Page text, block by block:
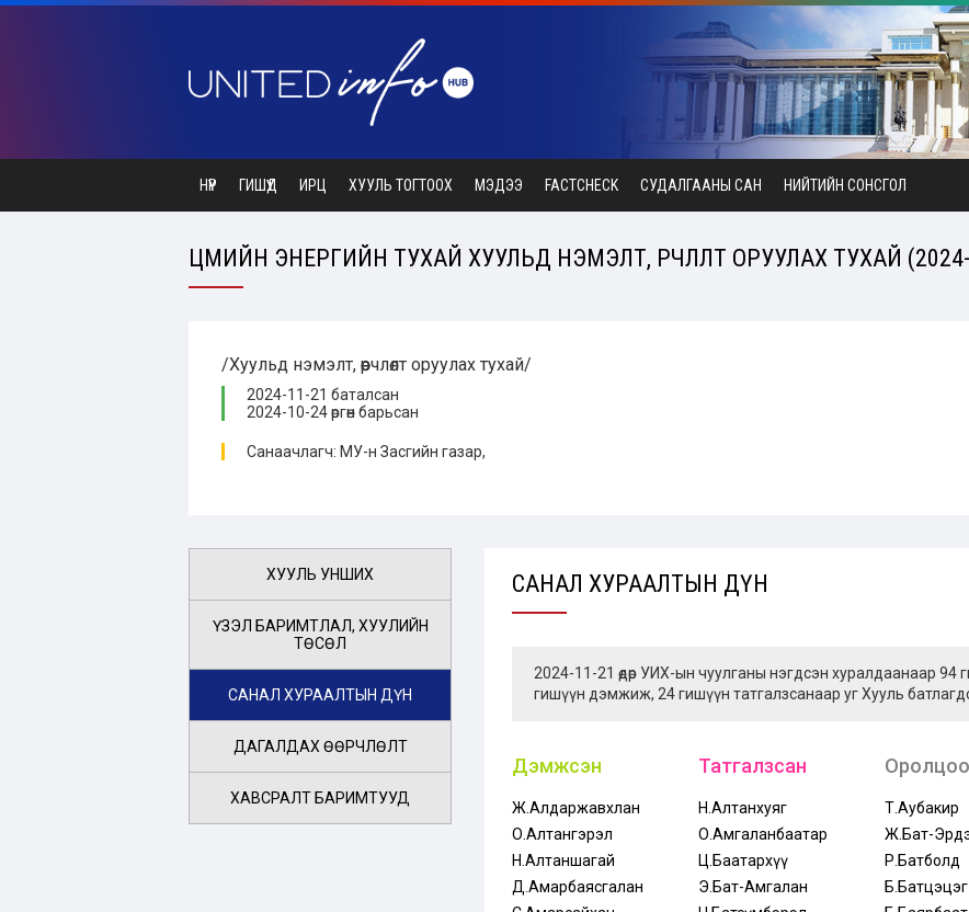
НҮҮР ГИШҮҮД ИРЦ ХУУЛЬ ТОГТООХ МЭДЭЭ FACTCHECK СУДАЛГААНЫ САН НИЙТИЙН СОНСГОЛ
ЦӨМИЙН ЭНЕРГИЙН ТУХАЙ ХУУЛЬД НЭМЭЛТ, ӨӨРЧЛӨЛТ ОРУУЛАХ ТУХАЙ
/Хуульд нэмэлт, өөрчлөлт оруулах тухай/
2024-11-21 баталсан
2024-10-24 өргөн барьсан
Санаачлагч: МУ-н Засгийн газар,
ХУУЛЬ УНШИХ
ҮЗЭЛ БАРИМТЛАЛ, ХУУЛИЙН
ТӨСӨЛ
САНАЛ ХУРААЛТЫН ДҮН
ДАГАЛДАХ ӨӨРЧЛӨЛТ
ХАВСРАЛТ БАРИМТУУД
САНАЛ ХУРААЛТЫН ДҮН
2024-11-21 өдөр УИХ-ын чуулганы нэгдсэн хуралдаанаар
гишүүн дэмжиж, 24 гишүүн татгалзсанаар уг Хууль
Дэмжсэн
Ж.Алдаржавхлан
О.Алтангэрэл
Н.Алтаншагай
Д.Амарбаясгалан
Татгалзсан
Н.Алтанхуяг
О.Амгаланбаатар
Ц.Баатархүү
Э.Бат-Амгалан
Т.Аубакир
Ж.Бат-
Р.Батболд
Б.Батцэцэг